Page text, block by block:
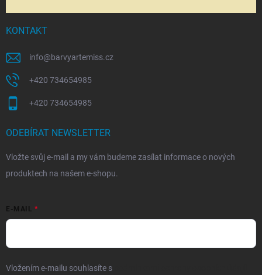
KONTAKT
info@barvyartemiss.cz
+420 734654985
+420 734654985
ODEBÍRAT NEWSLETTER
Vložte svůj e-mail a my vám budeme zasílat informace o nových
produktech na našem e-shopu.
E-MAIL
Vložením e-mailu souhlasíte s